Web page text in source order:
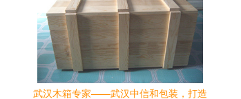
武汉木箱专家——武汉中信和包装，打造